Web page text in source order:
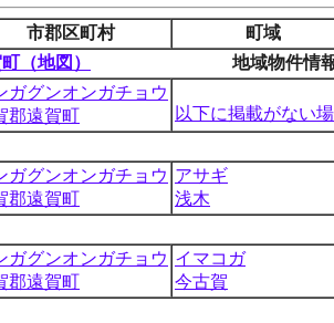
市郡区町村
町域
（地図）
地域物件情
ガグンオンガチョウ
郡遠賀町
以下に掲載がない
ガグンオンガチョウ
郡遠賀町
アサギ
浅木
ガグンオンガチョウ
郡遠賀町
イマコガ
今古賀